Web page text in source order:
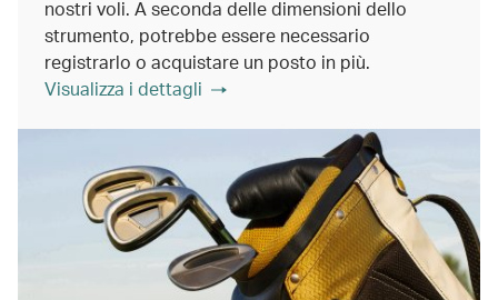
nostri voli. A seconda delle dimensioni dello
strumento, potrebbe essere necessario
registrarlo o acquistare un posto in più.
Visualizza i dettagli